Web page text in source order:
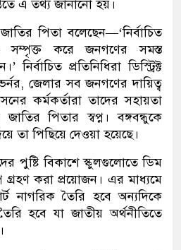
এ তথ্য জানানো হয়।
পিতা বলেছেন—‘নির্বাচিত
সম্পৃক্ত করে জনগণের সমস্ত
নির্বাচিত প্রতিনিধিরা ডিস্ট্রিক্ট
জেলার সব জনগণের দায়িত্ব
কর্মকর্তারা তাদের সহায়তা
পিতার স্বপ্ন। বঙ্গবন্ধুকে
তা পিছিয়ে দেওয়া হয়েছে।
পুষ্টি বিকাশে স্কুলগুলোতে ডিম
করা প্রয়োজন। এর মাধ্যমে
নাগরিক তৈরি হবে অন্যদিকে
হবে যা জাতীয় অর্থনীতিতে